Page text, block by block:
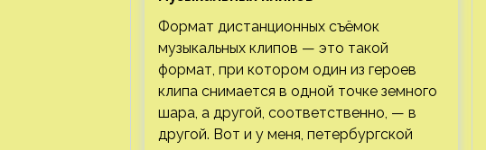
Формат дистанционных съёмок
музыкальных клипов — это такой
формат, при котором один из героев
клипа снимается в одной точке земного
шара, а другой, соответственно, — в
другой. Вот и у меня, петербургской